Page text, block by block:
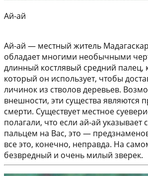
Ай-ай
Ай-ай — местный житель
обладает многими необычными
длинный костлявый средний палец,
который он использует, чтобы
личинок из стволов деревьев.
внешности, эти существа являются
смерти. Существует местное
полагали, что если ай-ай
пальцем на Вас, это —
все это, конечно, неправда. На
безвредный и очень милый зверек.